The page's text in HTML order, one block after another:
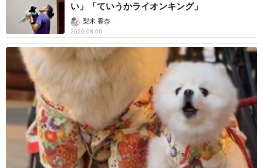
い」「ていうかライオンキング」
梨木 香奈
2026.08.06